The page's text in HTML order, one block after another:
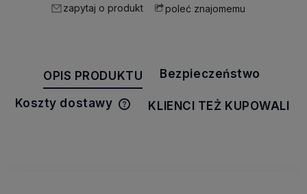
zapytaj o produkt poleć znajomemu
OPIS PRODUKTU Bezpieczeństwo
Koszty dostawy
Cena nie zawiera ewentualnych
KLIENCI TEŻ KUPOWALI